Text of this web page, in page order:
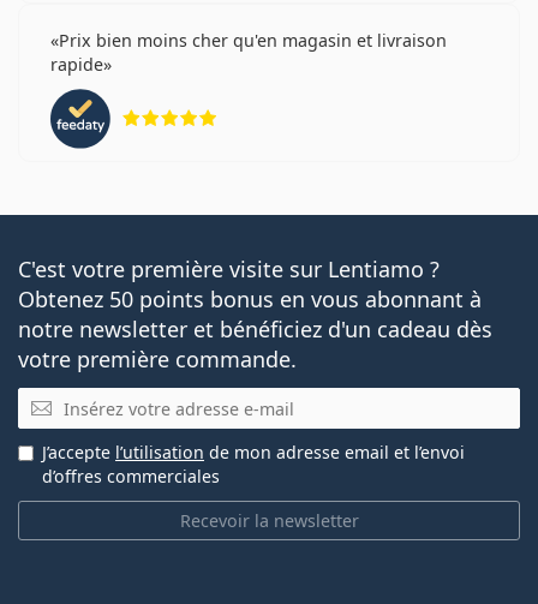
Prix bien moins cher qu'en magasin et livraison
rapide
C'est votre première visite sur Lentiamo ?
Obtenez 50 points bonus en vous abonnant à
notre newsletter et bénéficiez d'un cadeau dès
votre première commande.
E-mail
Recevoir la newsletter
J’accepte l’utilisation de mon adresse email et l’envoi
d’offres commerciales